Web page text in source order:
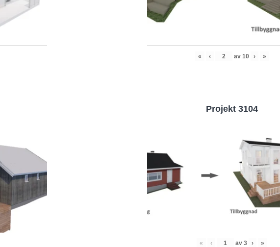
« ‹ av 10 › »
Projekt 3104
« ‹ av 3 › »